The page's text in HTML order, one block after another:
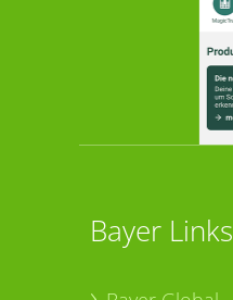
Bayer Links